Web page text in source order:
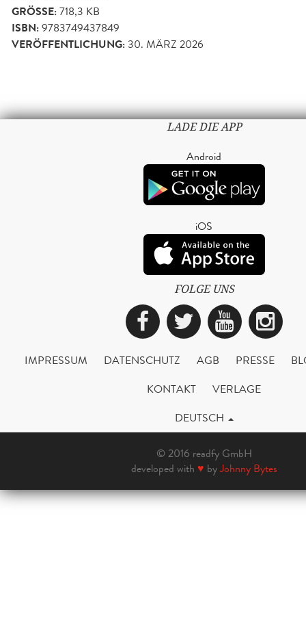
GRÖSSE: 718,3 KB
ISBN:9783749437849
VERÖFFENTLICHUNG:30. MÄRZ 2026
LADE DIE APP
Android
iOS
FOLGE UNS
Facebook
Twitter
IMPRESSUM DATENSCHUTZ AGB PRESSE
KONTAKT
VERLAGE
DEUTSCH
© 2016 readfy GmbH
developed with ♥ byJohnny Bytes